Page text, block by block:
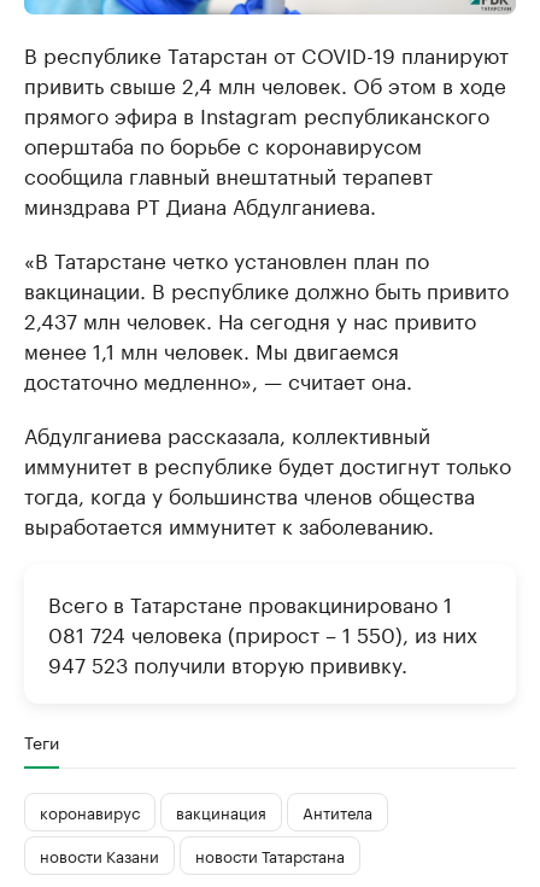
В республике Татарстан от COVID-19 планируют
привить свыше 2,4 млн человек. Об этом в ходе
прямого эфира в Instagram республиканского
оперштаба по борьбе с коронавирусом
сообщила главный внештатный терапевт
минздрава РТ Диана Абдулганиева.
«В Татарстане четко установлен план по
вакцинации. В республике должно быть привито
2,437 млн человек. На сегодня у нас привито
менее 1,1 млн человек. Мы двигаемся
достаточно медленно», — считает она.
Абдулганиева рассказала, коллективный
иммунитет в республике будет достигнут только
тогда, когда у большинства членов общества
выработается иммунитет к заболеванию.
Всего в Татарстане провакцинировано 1
081 724 человека (прирост – 1 550), из них
947 523 получили вторую прививку.
Теги
коронавирус вакцинация
Антитела
новости Казани
новости Татарстана